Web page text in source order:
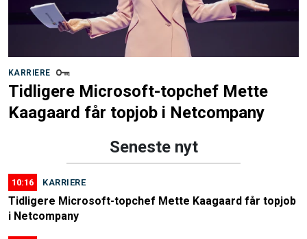
KARRIERE
Tidligere Microsoft-topchef Mette
Kaagaard får topjob i Netcompany
Seneste nyt
10:16 KARRIERE
Tidligere Microsoft-topchef Mette Kaagaard får topjob
i Netcompany